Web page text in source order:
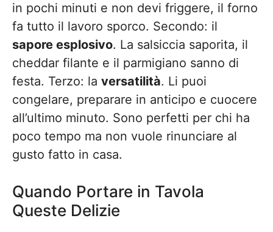
in pochi minuti e non devi friggere, il forno
fa tutto il lavoro sporco. Secondo: il
sapore esplosivo. La salsiccia saporita, il
cheddar filante e il parmigiano sanno di
festa. Terzo: la versatilità. Li puoi
congelare, preparare in anticipo e cuocere
all’ultimo minuto. Sono perfetti per chi ha
poco tempo ma non vuole rinunciare al
gusto fatto in casa.
Quando Portare in Tavola
Queste Delizie